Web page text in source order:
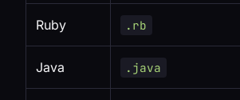
Ruby .rb
Java .java